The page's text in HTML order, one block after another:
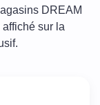
DREAM
sur la